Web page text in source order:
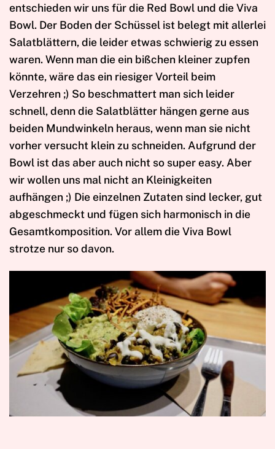
entschieden wir uns für die Red Bowl und die Viva
Bowl. Der Boden der Schüssel ist belegt mit allerlei
Salatblättern, die leider etwas schwierig zu essen
waren. Wenn man die ein bißchen kleiner zupfen
könnte, wäre das ein riesiger Vorteil beim
Verzehren ;) So beschmattert man sich leider
schnell, denn die Salatblätter hängen gerne aus
beiden Mundwinkeln heraus, wenn man sie nicht
vorher versucht klein zu schneiden. Aufgrund der
Bowl ist das aber auch nicht so super easy. Aber
wir wollen uns mal nicht an Kleinigkeiten
aufhängen ;) Die einzelnen Zutaten sind lecker, gut
abgeschmeckt und fügen sich harmonisch in die
Gesamtkomposition. Vor allem die Viva Bowl
strotze nur so davon.